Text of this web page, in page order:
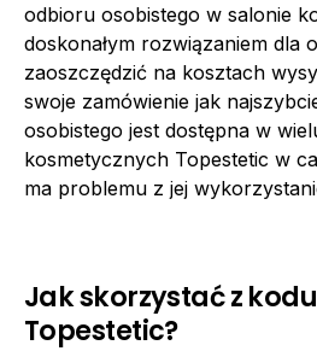
odbioru osobistego w salonie
doskonałym rozwiązaniem dla
zaoszczędzić na kosztach
swoje zamówienie jak
osobistego jest dostępna w
kosmetycznych Topestetic w
ma problemu z jej
Jak skorzystać z
Topestetic?